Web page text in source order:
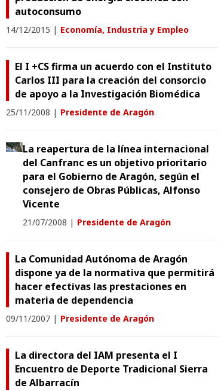
autoconsumo
14/12/2015 | Economía, Industria y Empleo
El I +CS firma un acuerdo con el Instituto
Carlos III para la creación del consorcio
de apoyo a la Investigación Biomédica
25/11/2008 | Presidente de Aragón
La reapertura de la línea internacional
del Canfranc es un objetivo prioritario
para el Gobierno de Aragón, según el
consejero de Obras Públicas, Alfonso
Vicente
21/07/2008 | Presidente de Aragón
La Comunidad Autónoma de Aragón
dispone ya de la normativa que permitirá
hacer efectivas las prestaciones en
materia de dependencia
09/11/2007 | Presidente de Aragón
La directora del IAM presenta el I
Encuentro de Deporte Tradicional Sierra
de Albarracín